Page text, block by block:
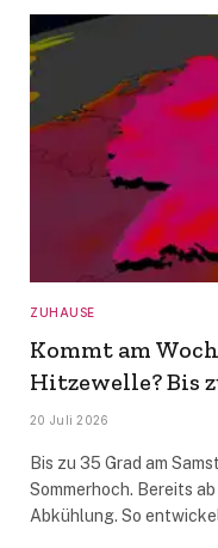
ZUHAUSE
Kommt am
Hitzewelle? Bis
20 Juli 2026
Bis zu 35 Grad am
Sommerhoch. Bereits
Abkühlung. So